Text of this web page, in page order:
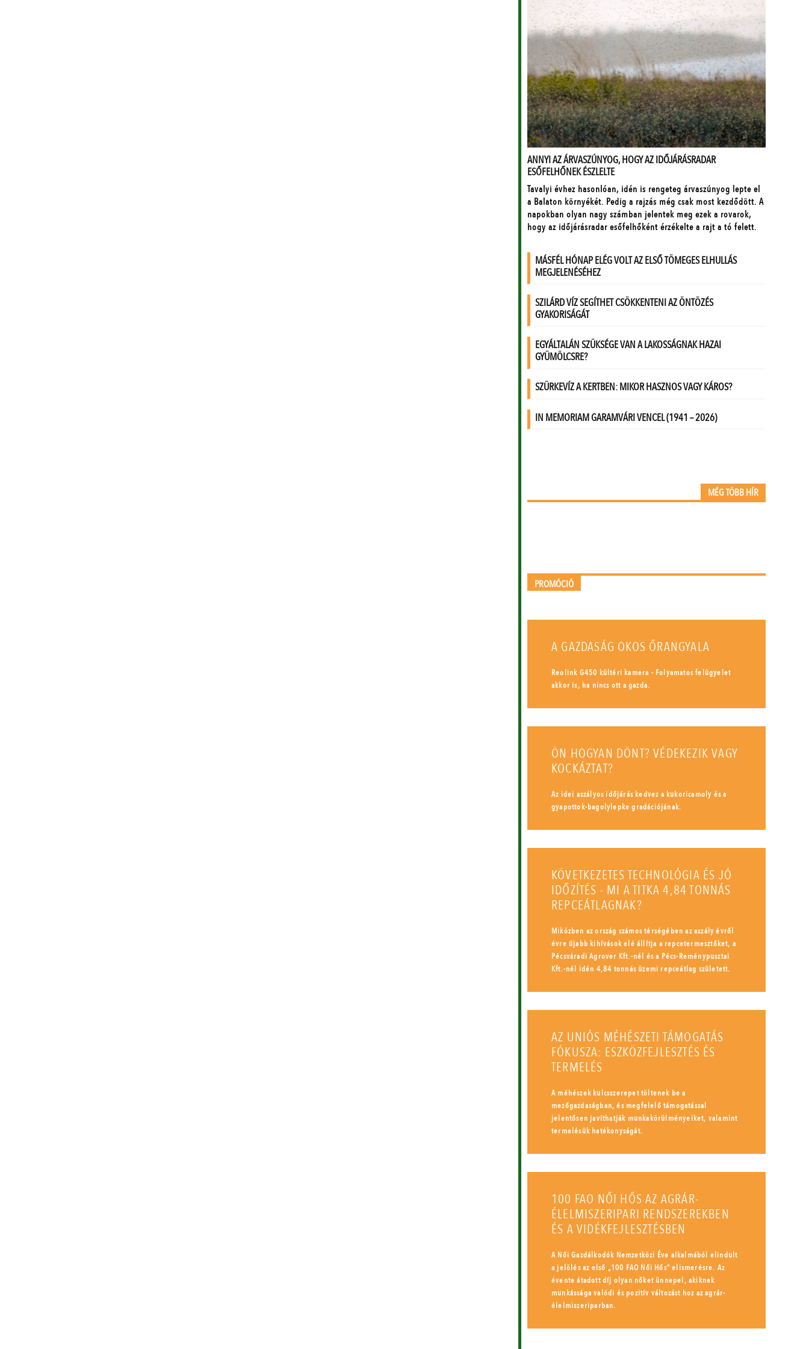
MÉG TÖBB HÍR
PROMÓCIÓ
A GAZDASÁG OKOS ŐRANGYALA
Reolink G450 kültéri kamera - Folyamatos felügyelet
akkor is, ha nincs ott a gazda.
ÖN HOGYAN DÖNT? VÉDEKEZIK VAGY
KOCKÁZTAT?
Az idei aszályos időjárás kedvez a kukoricamoly és a
gyapottok-bagolylepke gradációjának.
KÖVETKEZETES TECHNOLÓGIA ÉS JÓ
IDŐZÍTÉS - MI A TITKA 4,84 TONNÁS
REPCEÁTLAGNAK?
Miközben az ország számos térségében az aszály évről
évre újabb kihívások elé állítja a repcetermesztőket, a
Pécsváradi Agrover Kft.-nél és a Pécs-Reménypusztai
Kft.-nél idén 4,84 tonnás üzemi repceátlag született.
AZ UNIÓS MÉHÉSZETI TÁMOGATÁS
FÓKUSZA: ESZKÖZFEJLESZTÉS ÉS
TERMELÉS
A méhészek kulcsszerepet töltenek be a
mezőgazdaságban, és megfelelő támogatással
jelentősen javíthatják munkakörülményeiket, valamint
termelésük hatékonyságát.
100 FAO NŐI HŐS AZ AGRÁR-
ÉLELMISZERIPARI RENDSZEREKBEN
ÉS A VIDÉKFEJLESZTÉSBEN
A Női Gazdálkodók Nemzetközi Éve alkalmából elindult
a jelölés az első „100 FAO Női Hős” elismerésre. Az
évente átadott díj olyan nőket ünnepel, akiknek
munkássága valódi és pozitív változást hoz az agrár-
élelmiszeriparban.